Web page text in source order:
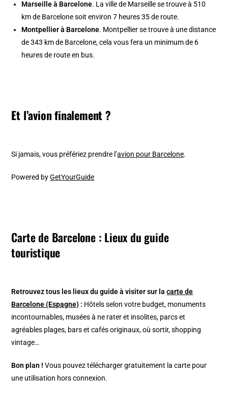
Marseille à Barcelone. La ville de Marseille se trouve à 510
km de Barcelone soit environ 7 heures 35 de route.
Montpellier à Barcelone. Montpellier se trouve à une distance
de 343 km de Barcelone, cela vous fera un minimum de 6
heures de route en bus.
Et l’avion finalement ?
Si jamais, vous préfériez prendre l’avion pour Barcelone.
Powered byGetYourGuide
Carte de Barcelone : Lieux du guide
touristique
Retrouvez tous les lieux du guide à visiter sur lacarte de
Barcelone (Espagne) : Hôtels selon votre budget, monuments
incontournables, musées à ne rater et insolites, parcs et
agréables plages, bars et cafés originaux, où sortir, shopping
vintage…
Bon plan !Vous pouvez télécharger gratuitement la carte pour
une utilisation hors connexion.